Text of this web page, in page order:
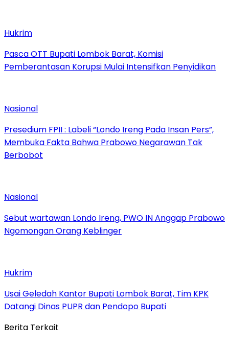
Hukrim
Pasca OTT Bupati Lombok Barat, Komisi
Pemberantasan Korupsi Mulai Intensifkan Penyidikan
Nasional
Presedium FPII : Labeli “Londo Ireng Pada Insan Pers”,
Membuka Fakta Bahwa Prabowo Negarawan Tak
Berbobot
Nasional
Sebut wartawan Londo Ireng, PWO IN Anggap Prabowo
Ngomongan Orang Keblinger
Hukrim
Usai Geledah Kantor Bupati Lombok Barat, Tim KPK
Datangi Dinas PUPR dan Pendopo Bupati
Berita Terkait